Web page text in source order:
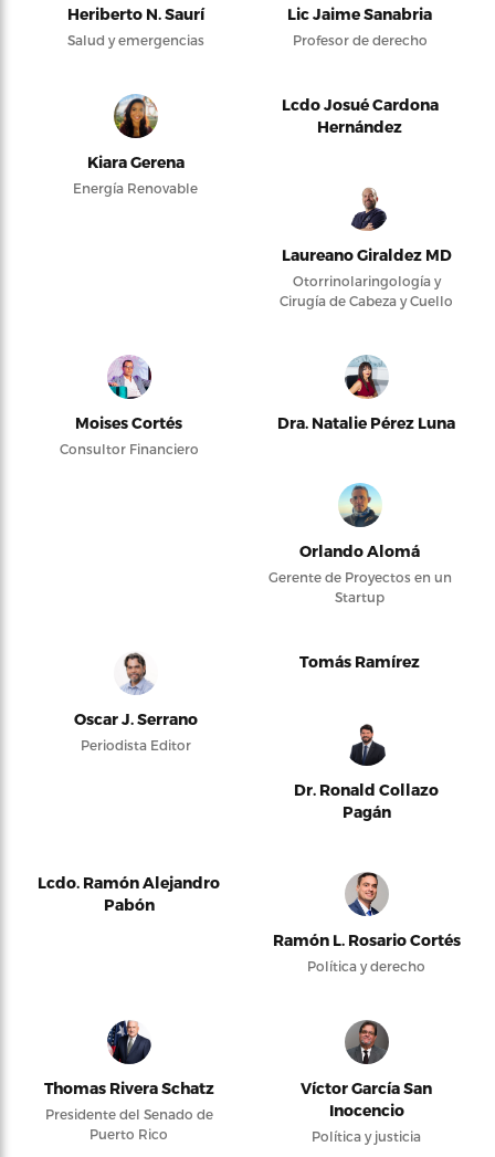
Heriberto N. Saurí
Salud y emergencias
Lic Jaime Sanabria
Profesor de derecho
Kiara Gerena
Energía Renovable
Lcdo Josué Cardona
Hernández
Laureano Giraldez MD
Otorrinolaringología y
Cirugía de Cabeza y Cuello
Moises Cortés
Consultor Financiero
Dra. Natalie Pérez Luna
Orlando Alomá
Gerente de Proyectos en un
Startup
Oscar J. Serrano
Periodista Editor
Tomás Ramírez
Dr. Ronald Collazo
Pagán
Lcdo. Ramón Alejandro
Pabón
Ramón L. Rosario Cortés
Política y derecho
Thomas Rivera Schatz
Presidente del Senado de
Puerto Rico
Víctor García San
Inocencio
Política y justicia